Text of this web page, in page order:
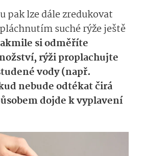
pak lze dále zredukovat
suché rýže ještě
si odměříte
rýži proplachujte
vody (např.
nebude odtékat čirá
dojde k vyplavení